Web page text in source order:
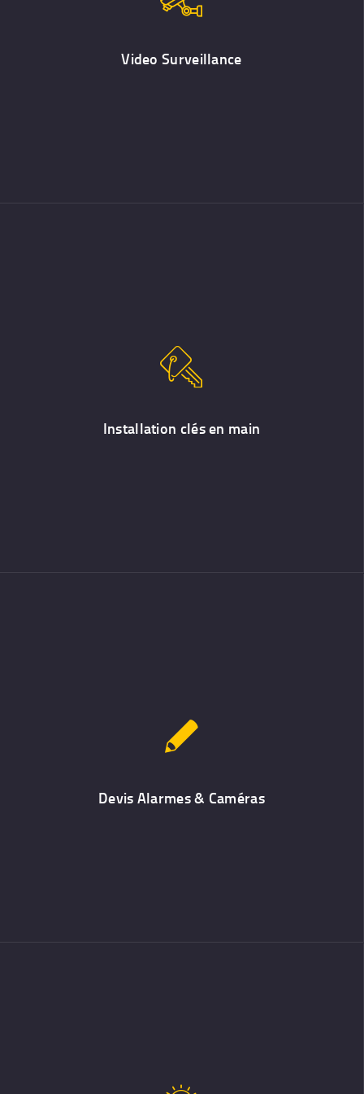
Video Surveillance
Les nouvelles technologies ont permis au grand public d’accéder
Installation clés en main
Installation clés en main
Nous réalisons votre installation d’alarmes et de contrôles d’accès
Devis Alarmes & Caméras
Devis Alarmes & Caméras
À travers un devis de télésurveillance ou de sécurité, un
l’alarme, raccordements électriques, télésurveillance, etc.)